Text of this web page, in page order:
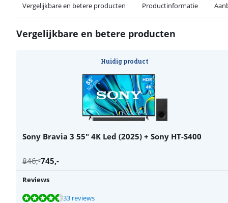
Vergelijkbare en betere producten Productinformatie
Vergelijkbare en betere producten
Huidig product
Sony Bravia 3 55" 4K Led (2025) + Sony HT-S400
846,-745,-
Reviews
Beoordeling is 8,6 van de 10, gebaseerd op 33 reviews.
33 reviews
Beoordeling is 9,0 van de 10, gebaseerd op 29 reviews.